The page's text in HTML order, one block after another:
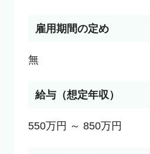
雇用期間の定め
無
給与（想定年収）
550万円 ～ 850万円